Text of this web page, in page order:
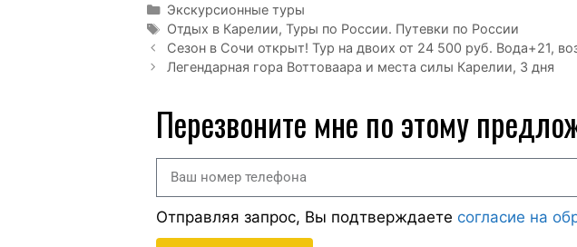
Экскурсионные туры
Отдых в Карелии, Туры по России. Путевки по России
Сезон в Сочи открыт! Тур на двоих от 24 500 руб. Вода+21,
Легендарная гора Воттоваара и места силы Карелии, 3 дня
Перезвоните мне по этому
Отправляя запрос, Вы подтверждаете согласие на